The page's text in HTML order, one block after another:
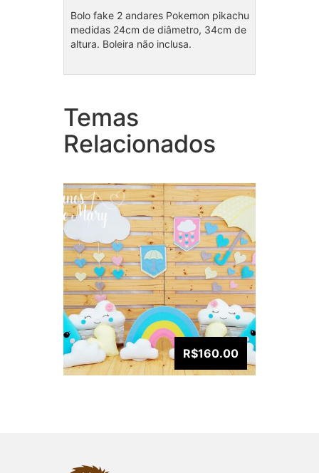
Bolo fake 2 andares Pokemon pikachu
medidas 24cm de diâmetro, 34cm de
altura. Boleira não inclusa.
Temas
Relacionados
Coleção Chuva de Amor
R$160.00